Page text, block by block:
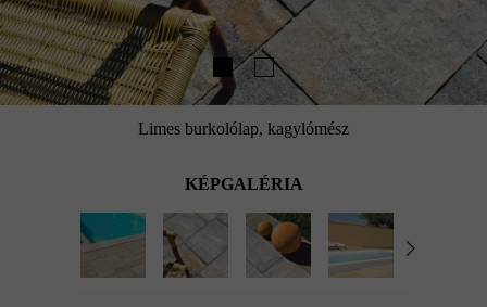
Limes burkolólap, kagylómész
KÉPGALÉRIA